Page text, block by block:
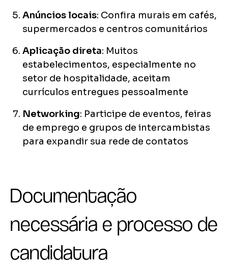
Anúncios locais: Confira murais em cafés,
supermercados e centros comunitários
Aplicação direta: Muitos
estabelecimentos, especialmente no
setor de hospitalidade, aceitam
currículos entregues pessoalmente
Networking: Participe de eventos, feiras
de emprego e grupos de intercambistas
para expandir sua rede de contatos
Documentação
necessária e processo de
candidatura